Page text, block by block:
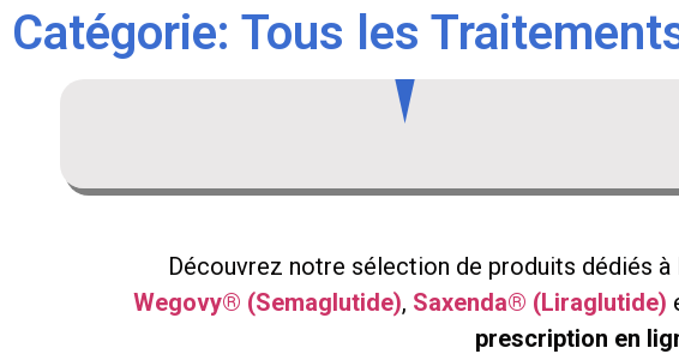
Catégorie: Tous les
Découvrez notre sélection de produits dédiés
Wegovy® (Semaglutide), Saxenda® (Liraglutide)
prescription en